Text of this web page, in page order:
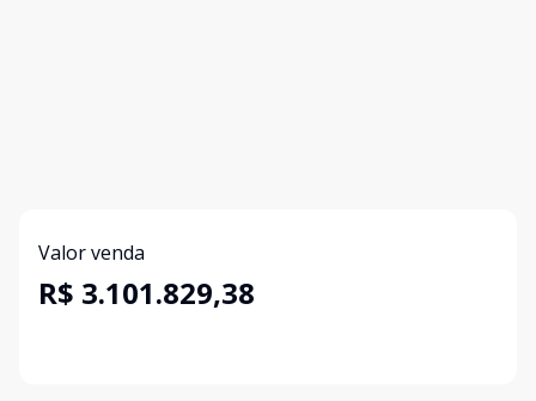
Valor venda
R$ 3.101.829,38